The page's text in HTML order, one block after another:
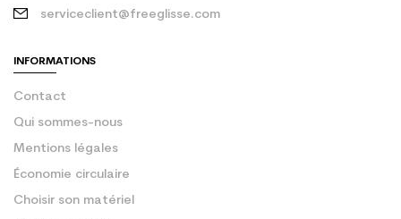
serviceclient@freeglisse.com
INFORMATIONS
Contact
Qui sommes-nous
Mentions légales
Économie circulaire
Choisir son matériel